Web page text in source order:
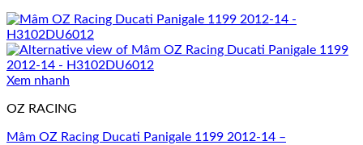
Xem nhanh
OZ RACING
Mâm OZ Racing Ducati Panigale 1199 2012-14 –